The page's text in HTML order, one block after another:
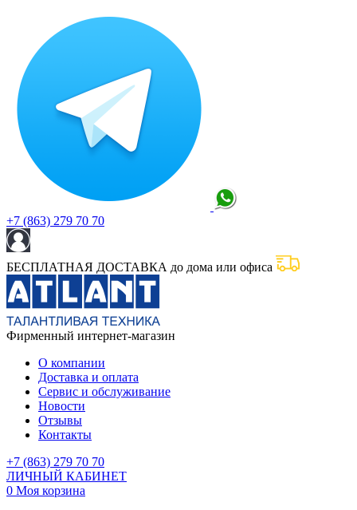
+7 (863) 279 70 70
БЕСПЛАТНАЯ ДОСТАВКА до дома или офиса
Фирменный интернет-магазин
О компании
Доставка и оплата
Сервис и обслуживание
Новости
Отзывы
Контакты
+7 (863) 279 70 70
ЛИЧНЫЙ КАБИНЕТ
0 Моя корзина